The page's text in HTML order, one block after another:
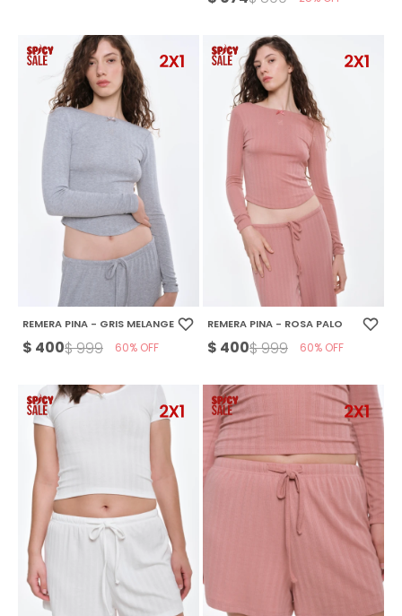
REMERA PINA - GRIS MELANGE
$ 400$999 60
REMERA PINA - ROSA PALO
$ 400$999 60